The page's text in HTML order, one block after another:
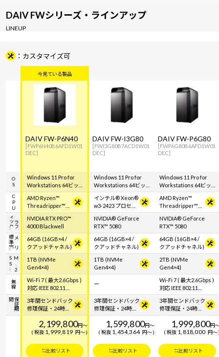
DAIV FWシリーズ・ラインアップ
LINEUP
カスタマイズ可
OS
CPU
グ
ラ
フ
ィ
ッ
ク
メ
モ
リ
標
準
容
M
.
2
S
S
無線
保
証
期
間
DAIV FW-P6N40
[FWP6N40B6AFD1W01
DEC]
Windows 11 Pro for
Workstations 64ビッ
ト (DSP)
AMD Ryzen™
Threadripper™
9960X プロセッサ
NVIDIA RTX PRO™
4000 Blackwell
64GB (16GB×4 /
クアッドチャネル)
1TB (NVMe
Gen4×4)
Wi-Fi 7 ( 最大2.6Gbps )
対応 IEEE 802.11
be/ax/ac/a/b/g/n準拠
＋ Bluetooth 5内蔵
3年間センドバック
修理保証・24時間
×365日電話サポー
2,199,800円～
税抜 1,999,819 円～
比較リスト
DAIV FW-I3G80
[FWI3G80B7ACD1W01
DEC]
Windows 11 Pro for
Workstations 64ビッ
ト (DSP)
インテル® Xeon®
w3-2423 プロセッ
サー
NVIDIA® GeForce
RTX™ 5080
64GB (16GB×4 /
クアッドチャネル)
1TB (NVMe
Gen4×4)
ー
3年間センドバック
修理保証・24時間
×365日電話サポー
1,599,800円～
税抜 1,454,364 円～
比較リスト
DAIV FW-P6G80
[FWP6G80B6AFD1W01
DEC]
Windows 11 Pro for
Workstations 64ビッ
ト (DSP)
AMD Ryzen™
Threadripper™
9960X プロセッサ
NVIDIA® GeForce
RTX™ 5080
64GB (16GB×4 /
クアッドチャネル)
2TB (NVMe
Gen4×4)
Wi-Fi 7 ( 最大2.6Gbps )
対応 IEEE 802.11
be/ax/ac/a/b/g/n準拠
＋ Bluetooth 5内蔵
3年間センドバック
修理保証・24時間
×365日電話サポー
1,999,800円
税抜 1,818,000 円～
比較リスト